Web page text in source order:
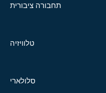
תחבורה ציבורית
טלוויזיה
סלולארי